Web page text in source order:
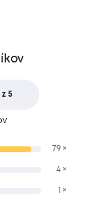
z 5
79 ×
4 ×
1 ×